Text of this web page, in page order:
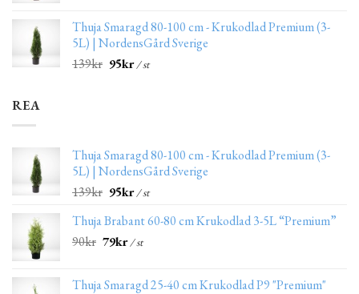
Thuja Smaragd 80-100 cm - Krukodlad Premium (3-
5L) | NordensGård Sverige
139kr 95kr/ st
REA
Thuja Smaragd 80-100 cm - Krukodlad Premium (3-
5L) | NordensGård Sverige
139kr 95kr/ st
Thuja Brabant 60-80 cm Krukodlad 3-5L “Premium”
90kr 79kr/ st
Thuja Smaragd 25-40 cm Krukodlad P9 "Premium"